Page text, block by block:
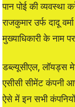
पान पोई की व्यवस्था
राजकुमार उर्फ दादू
मुख्याधिकारी के नाम
डब्ल्यूसीएल, लॉयड्स
एसीसी सीमेंट कंपनी
ऐसे में इन सभी